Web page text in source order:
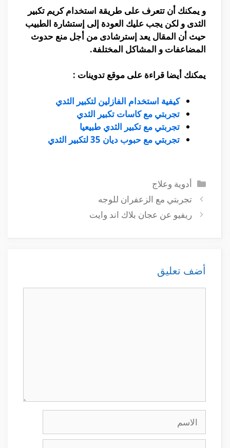
و يمكنك أن تتعرف على طريقة استخدام كريم تكبير
الثدى و لكن يجب عليك العودة إلى إستشارة الطبيب
حيث أن المقال يعد إسترشادى من أجل منع حدوث
المضاعفات و المشاكل المختلفة.
يمكنك أيضا قراءة على موقع تدوينات :
كيفية استخدام الفازلين لتكبير الثدي
تجربتي مع كاسات تكبير الثدي
تجربتي مع تكبير الثدي طبيعيا
تجربتي مع حبوب ديان 35 لتكبير الثدي
التصنيفات
أدوية وعلاج
تجربتي مع الزعفران للوجه
ريفيو عن عجان بلاك اند وايت
أضف تعليق
الاسم